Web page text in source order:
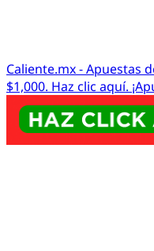
Caliente.mx - Apuestas
$1,000. Haz clic aquí.